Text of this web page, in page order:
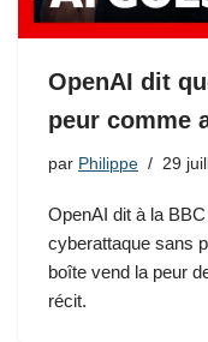
OpenAI dit
peur comme
par Philippe 29
OpenAI dit à la
cyberattaque sans
boîte vend la peur
récit.